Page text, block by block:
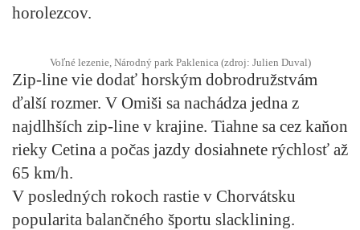
horolezcov.
Voľné lezenie, Národný park Paklenica (zdroj: Julien Duval)
Zip-line vie dodať horským dobrodružstvám
ďalší rozmer. V Omiši sa nachádza jedna z
najdlhších zip-line v krajine. Tiahne sa cez kaňon
rieky Cetina a počas jazdy dosiahnete rýchlosť až
65 km/h.
V posledných rokoch rastie v Chorvátsku
popularita balančného športu slacklining.